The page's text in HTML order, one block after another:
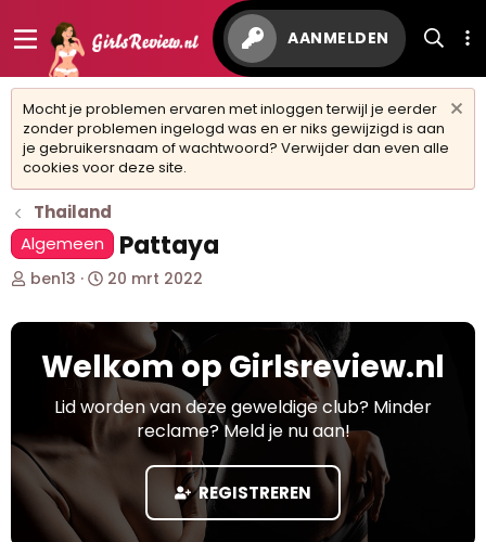
AANMELDEN
Mocht je problemen ervaren met inloggen terwijl je eerder
zonder problemen ingelogd was en er niks gewijzigd is aan
je gebruikersnaam of wachtwoord? Verwijder dan even alle
cookies voor deze site.
Thailand
Algemeen
Pattaya
O
d
p
s
ben13
S
a
t
d
a
20 mrt 2022
Welkom op Girlsreview.nl
Lid worden van deze geweldige club? Minder
reclame? Meld je nu aan!
REGISTREREN